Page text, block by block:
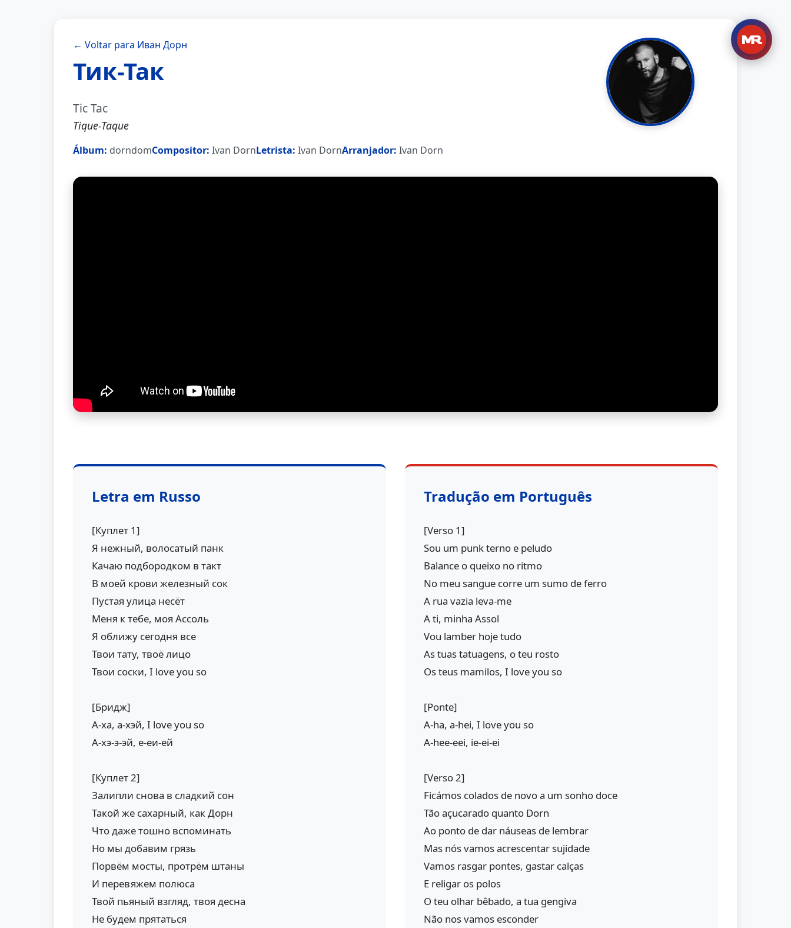
← Voltar para Иван Дорн
Тик-Так
Tic Tac
Tique-Taque
Álbum: dorndomCompositor: Ivan DornLetrista: Ivan DornArranjador: Ivan Dorn
Letra em Russo
[Куплет 1]
Я нежный, волосатый панк
Качаю подбородком в такт
В моей крови железный сок
Пустая улица несёт
Меня к тебе, моя Ассоль
Я оближу сегодня все
Твои тату, твоё лицо
Твои соски, I love you so
[Бридж]
А-ха, а-хэй, I love you so
А-хэ-э-эй, е-еи-ей
[Куплет 2]
Залипли снова в сладкий сон
Такой же сахарный, как Дорн
Что даже тошно вспоминать
Но мы добавим грязь
Порвём мосты, протрём штаны
И перевяжем полюса
Твой пьяный взгляд, твоя десна
Не будем прятаться
Tradução em Português
[Verso 1]
Sou um punk terno e peludo
Balance o queixo no ritmo
No meu sangue corre um sumo de ferro
A rua vazia leva-me
A ti, minha Assol
Vou lamber hoje tudo
As tuas tatuagens, o teu rosto
Os teus mamilos, I love you so
[Ponte]
A-ha, a-hei, I love you so
A-hee-eei, ie-ei-ei
[Verso 2]
Ficámos colados de novo a um sonho doce
Tão açucarado quanto Dorn
Ao ponto de dar náuseas de lembrar
Mas nós vamos acrescentar sujidade
Vamos rasgar pontes, gastar calças
E religar os polos
O teu olhar bêbado, a tua gengiva
Não nos vamos esconder